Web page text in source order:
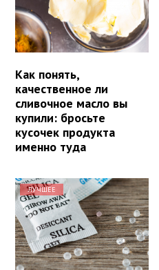
Как понять,
качественное ли
сливочное масло вы
купили: бросьте
кусочек продукта
именно туда
ЛУЧШЕЕ